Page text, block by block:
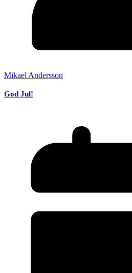
Mikael Andersson
God Jul!